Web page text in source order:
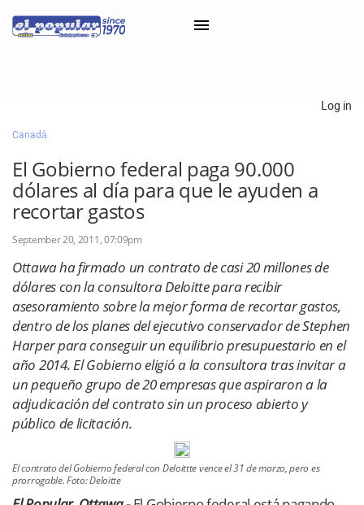
Classifieds
Categorías
Iniciar sesión con Clascal
Log in
Canadá
El Gobierno federal paga 90.000
dólares al día para que le ayuden a
recortar gastos
September 20, 2011, 07:09pm
Ottawa ha firmado un contrato de casi 20 millones de
dólares con la consultora Deloitte para recibir
asesoramiento sobre la mejor forma de recortar gastos,
dentro de los planes del ejecutivo conservador de Stephen
Harper para conseguir un equilibrio presupuestario en el
año 2014. El Gobierno eligió a la consultora tras invitar a
un pequeño grupo de 20 empresas que aspiraron a la
adjudicación del contrato sin un proceso abierto y
público de licitación.
El contrato del Gobierno federal con Deloittte vence el 31 de marzo, pero es
prorrogable. Foto: Deloitte